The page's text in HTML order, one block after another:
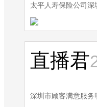
太平人寿保险公司
直播君
深圳市顾客满意服